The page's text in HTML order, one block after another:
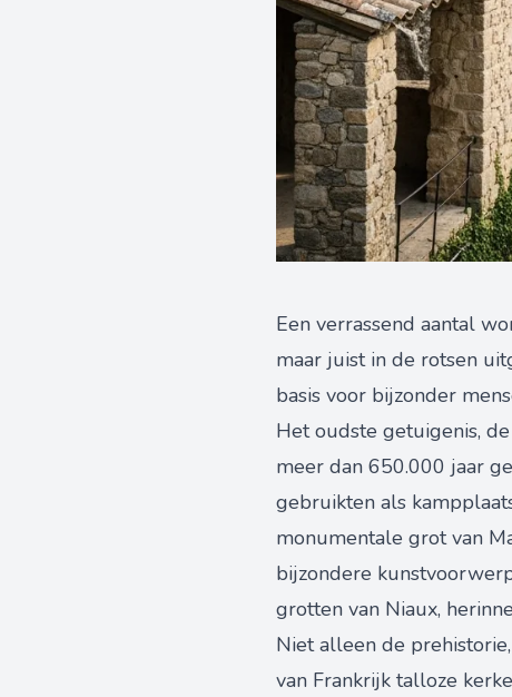
Een verrassend aantal
maar juist in de rotsen
basis voor bijzonder
Het oudste getuigenis,
meer dan 650.000 jaar
gebruikten als
monumentale grot van
bijzondere
grotten van Niaux,
Niet alleen de
van Frankrijk talloze